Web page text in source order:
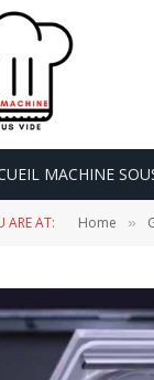
MACHINE
ARE AT: Home »